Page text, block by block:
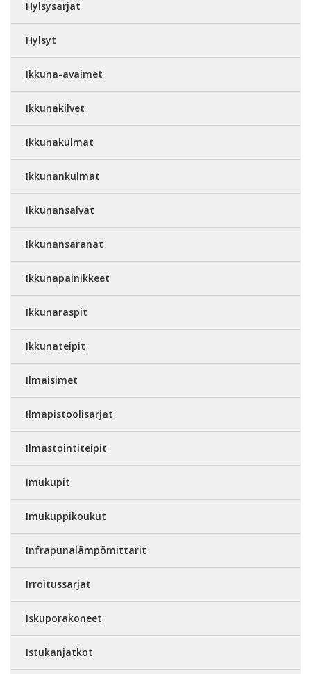
Hylsysarjat
Hylsyt
Ikkuna-avaimet
Ikkunakilvet
Ikkunakulmat
Ikkunankulmat
Ikkunansalvat
Ikkunansaranat
Ikkunapainikkeet
Ikkunaraspit
Ikkunateipit
Ilmaisimet
Ilmapistoolisarjat
Ilmastointiteipit
Imukupit
Imukuppikoukut
Infrapunalämpömittarit
Irroitussarjat
Iskuporakoneet
Istukanjatkot